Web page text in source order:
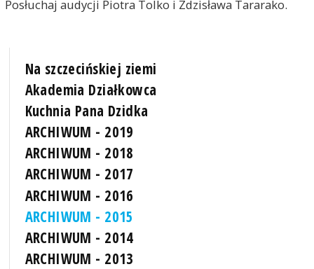
Posłuchaj audycji Piotra Tolko i Zdzisława Tararako.
Na szczecińskiej ziemi
Akademia Działkowca
Kuchnia Pana Dzidka
ARCHIWUM - 2019
ARCHIWUM - 2018
ARCHIWUM - 2017
ARCHIWUM - 2016
ARCHIWUM - 2015
ARCHIWUM - 2014
ARCHIWUM - 2013